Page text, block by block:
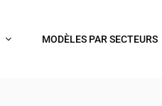
MODÈLES PAR SECTEURS